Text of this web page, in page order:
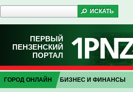
ПЕРВЫЙ
ПЕНЗЕНСКИЙ
ПОРТАЛ
ГОРОД ОНЛАЙН БИЗНЕС И ФИНАНСЫ